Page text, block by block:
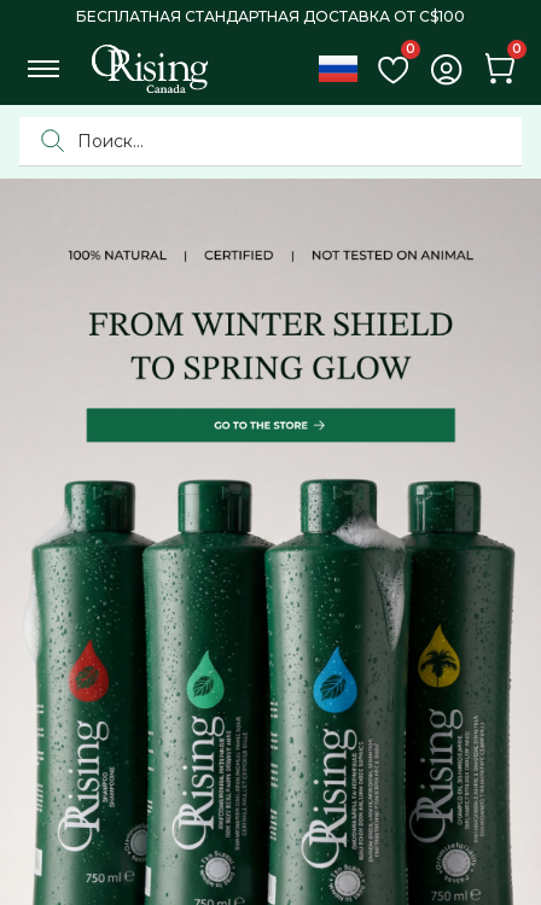
БЕСПЛАТНАЯ СТАНДАРТНАЯ ДОСТАВКА ОТ C$100
0 0